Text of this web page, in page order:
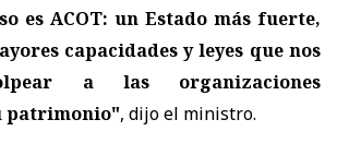
es ACOT: un Estado más fuerte,
capacidades y leyes que nos
a las organizaciones
patrimonio", dijo el ministro.